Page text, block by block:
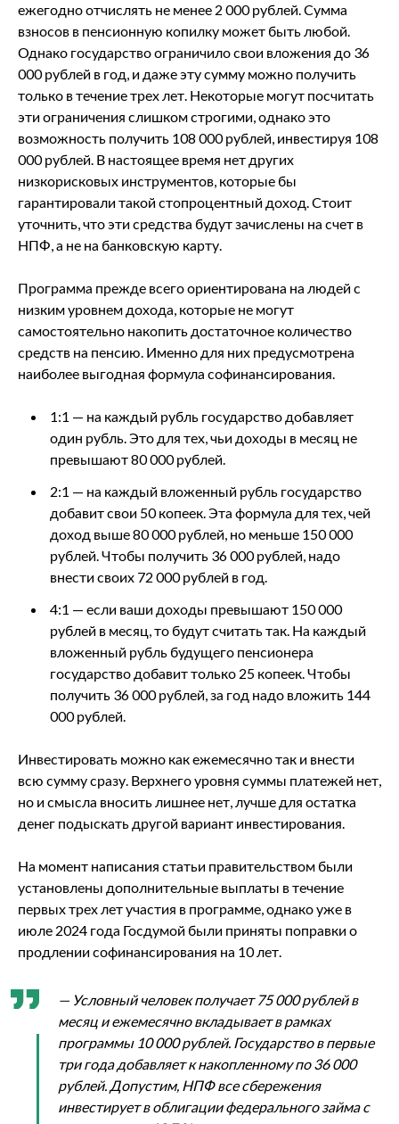
ежегодно отчислять не менее 2 000 рублей. Сумма
взносов в пенсионную копилку может быть любой.
Однако государство ограничило свои вложения до 36
000 рублей в год, и даже эту сумму можно получить
только в течение трех лет. Некоторые могут посчитать
эти ограничения слишком строгими, однако это
возможность получить 108 000 рублей, инвестируя 108
000 рублей. В настоящее время нет других
низкорисковых инструментов, которые бы
гарантировали такой стопроцентный доход. Стоит
уточнить, что эти средства будут зачислены на счет в
НПФ, а не на банковскую карту.
Программа прежде всего ориентирована на людей с
низким уровнем дохода, которые не могут
самостоятельно накопить достаточное количество
средств на пенсию. Именно для них предусмотрена
наиболее выгодная формула софинансирования.
1:1 — на каждый рубль государство добавляет
один рубль. Это для тех, чьи доходы в месяц не
превышают 80 000 рублей.
2:1 — на каждый вложенный рубль государство
добавит свои 50 копеек. Эта формула для тех, чей
доход выше 80 000 рублей, но меньше 150 000
рублей. Чтобы получить 36 000 рублей, надо
внести своих 72 000 рублей в год.
4:1 — если ваши доходы превышают 150 000
рублей в месяц, то будут считать так. На каждый
вложенный рубль будущего пенсионера
государство добавит только 25 копеек. Чтобы
получить 36 000 рублей, за год надо вложить 144
000 рублей.
Инвестировать можно как ежемесячно так и внести
всю сумму сразу. Верхнего уровня суммы платежей нет,
но и смысла вносить лишнее нет, лучше для остатка
денег подыскать другой вариант инвестирования.
На момент написания статьи правительством были
установлены дополнительные выплаты в течение
первых трех лет участия в программе, однако уже в
июле 2024 года Госдумой были приняты поправки о
продлении софинансирования на 10 лет.
— Условный человек получает 75 000 рублей в
месяц и ежемесячно вкладывает в рамках
программы 10 000 рублей. Государство в первые
три года добавляет к накопленному по 36 000
рублей. Допустим, НПФ все сбережения
инвестирует в облигации федерального займа с